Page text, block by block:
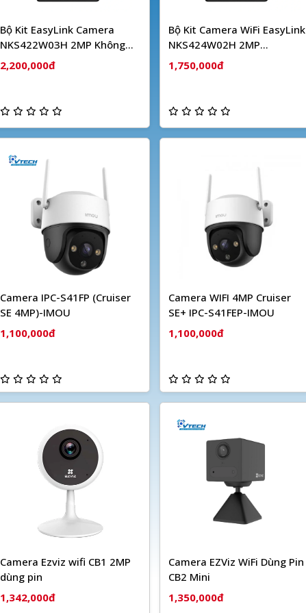
Bộ Kit EasyLink Camera
NKS422W03H 2MP Không
Dây HIKVISION
2,200,000đ
Bộ Kit Camera WiFi EasyLink
NKS424W02H 2MP
HIKVISION
1,750,000đ
Camera IPC-S41FP (Cruiser
SE 4MP)-IMOU
1,100,000đ
Camera WIFI 4MP Cruiser
SE+ IPC-S41FEP-IMOU
1,100,000đ
Camera Ezviz wifi CB1 2MP
dùng pin
1,342,000đ
Camera EZViz WiFi Dùng Pin
CB2 Mini
1,350,000đ